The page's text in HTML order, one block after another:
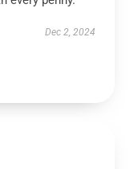
Dec 2, 2024